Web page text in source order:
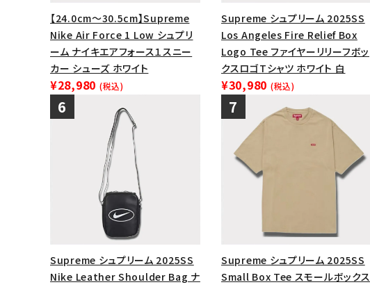
【24.0cm～30.5cm】Supreme
Nike Air Force 1 Low シュプリ
ーム ナイキエアフォース１スニー
カー シューズ ホワイト
¥28,980 (税込)
Supreme シュプリーム 2025SS
Los Angeles Fire Relief Box
Logo Tee ファイヤーリリーフボッ
クスロゴTシャツ ホワイト 白
¥30,980 (税込)
Supreme シュプリーム 2025SS
Nike Leather Shoulder Bag ナ
Supreme シュプリーム 2025SS
Small Box Tee スモールボックス